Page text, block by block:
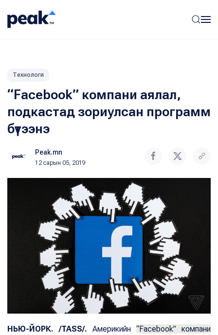
Технологи
“Facebook” компани аялал,
подкастад зориулсан программ
бүтээнэ
Peak.mn
12 сарын 05, 2019
НЬЮ-ЙОРК. /TASS/. Америкийн “Facebook” компани